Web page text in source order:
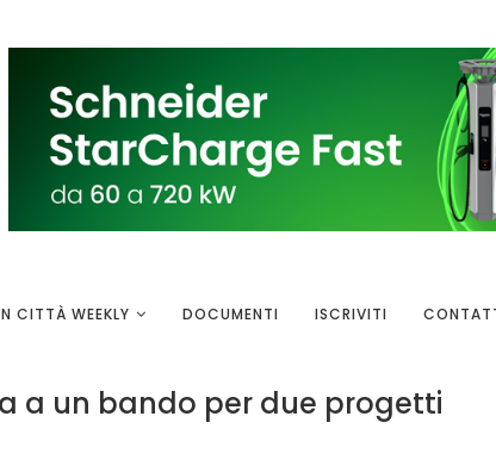
CITTÀ WEEKLY DOCUMENTI ISCRIVITI
a un bando per due progetti